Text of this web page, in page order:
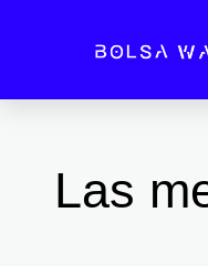
contenido
Las